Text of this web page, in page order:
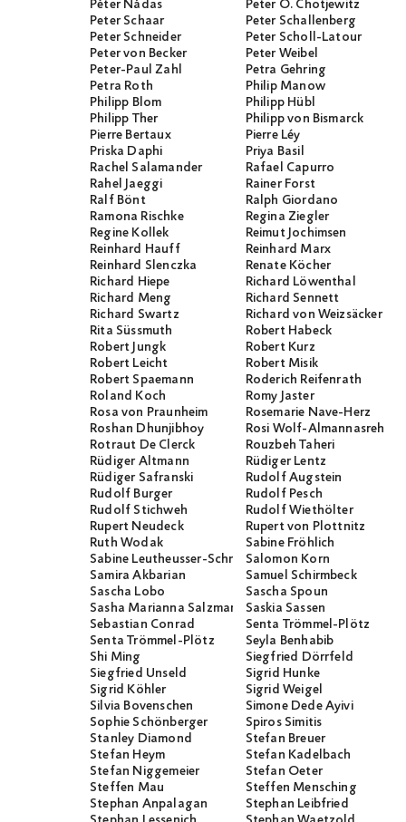
Péter Nádas
Peter O. Chotjewitz
Peter Schaar
Peter Schallenberg
Peter Schneider
Peter Scholl-Latour
Peter von Becker
Peter Weibel
Peter-Paul Zahl
Petra Gehring
Petra Roth
Philip Manow
Philipp Blom
Philipp Hübl
Philipp Ther
Philipp von Bismarck
Pierre Bertaux
Pierre Léy
Priska Daphi
Priya Basil
Rachel Salamander
Rafael Capurro
Rahel Jaeggi
Rainer Forst
Ralf Bönt
Ralph Giordano
Ramona Rischke
Regina Ziegler
Regine Kollek
Reimut Jochimsen
Reinhard Hauff
Reinhard Marx
Reinhard Slenczka
Renate Köcher
Richard Hiepe
Richard Löwenthal
Richard Meng
Richard Sennett
Richard Swartz
Richard von Weizsäcker
Rita Süssmuth
Robert Habeck
Robert Jungk
Robert Kurz
Robert Leicht
Robert Misik
Robert Spaemann
Roderich Reifenrath
Roland Koch
Romy Jaster
Rosa von Praunheim
Rosemarie Nave-Herz
Roshan Dhunjibhoy
Rosi Wolf-Almannasreh
Rotraut De Clerck
Rouzbeh Taheri
Rüdiger Altmann
Rüdiger Lentz
Rüdiger Safranski
Rudolf Augstein
Rudolf Burger
Rudolf Pesch
Rudolf Stichweh
Rudolf Wiethölter
Rupert Neudeck
Rupert von Plottnitz
Ruth Wodak
Sabine Fröhlich
Sabine Leutheusser-Schnarrenberger
Salomon Korn
Samira Akbarian
Samuel Schirmbeck
Sascha Lobo
Sascha Spoun
Sasha Marianna Salzmann Saskia Sassen
Sebastian Conrad
Senta Trömmel-Plötz
Senta Trömmel-Plötz
Seyla Benhabib
Shi Ming
Siegfried Dörrfeld
Siegfried Unseld
Sigrid Hunke
Sigrid Köhler
Sigrid Weigel
Silvia Bovenschen
Simone Dede Ayivi
Sophie Schönberger
Spiros Simitis
Stanley Diamond
Stefan Breuer
Stefan Heym
Stefan Kadelbach
Stefan Niggemeier
Stefan Oeter
Steffen Mau
Steffen Mensching
Stephan Anpalagan
Stephan Leibfried